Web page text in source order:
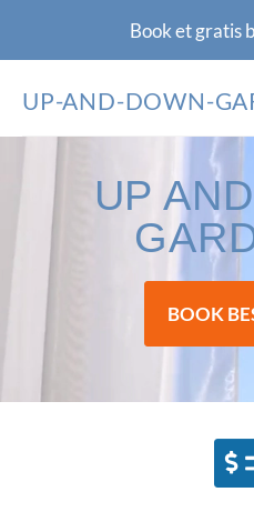
Book et gratis
UP-AND-DOWN-
UP
BOOK